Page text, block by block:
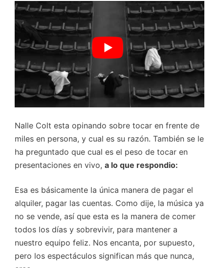
Nalle Colt esta opinando sobre tocar en frente de
miles en persona, y cual es su razón. También se le
ha preguntado que cual es el peso de tocar en
presentaciones en vivo, a lo que respondio:
Esa es básicamente la única manera de pagar el
alquiler, pagar las cuentas. Como dije, la música ya
no se vende, así que esta es la manera de comer
todos los días y sobrevivir, para mantener a
nuestro equipo feliz. Nos encanta, por supuesto,
pero los espectáculos significan más que nunca,